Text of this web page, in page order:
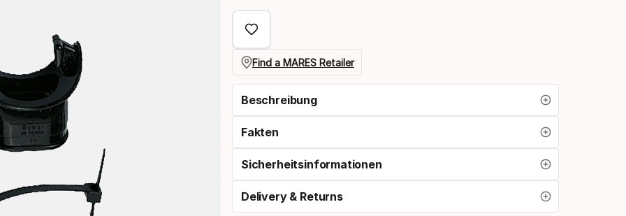
Find a MARES Retailer
Beschreibung
Fakten
Sicherheitsinformationen
Delivery & Returns